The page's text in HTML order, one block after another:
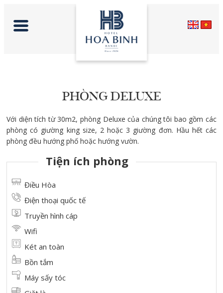
PHÒNG DELUXE
Với diện tích từ 30m2, phòng Deluxe của chúng tôi bao gồm các
phòng có giường king size, 2 hoặc 3 giường đơn. Hầu hết các
phòng đều hướng phố hoặc hướng vườn.
Tiện ích phòng
Điều Hòa
Điện thoại quốc tế
Truyền hình cáp
Wifi
Két an toàn
Bồn tắm
Máy sấy tóc